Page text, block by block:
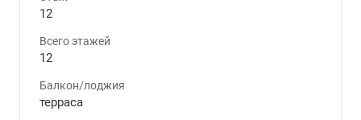
12
Всего этажей
12
Балкон/лоджия
терраса